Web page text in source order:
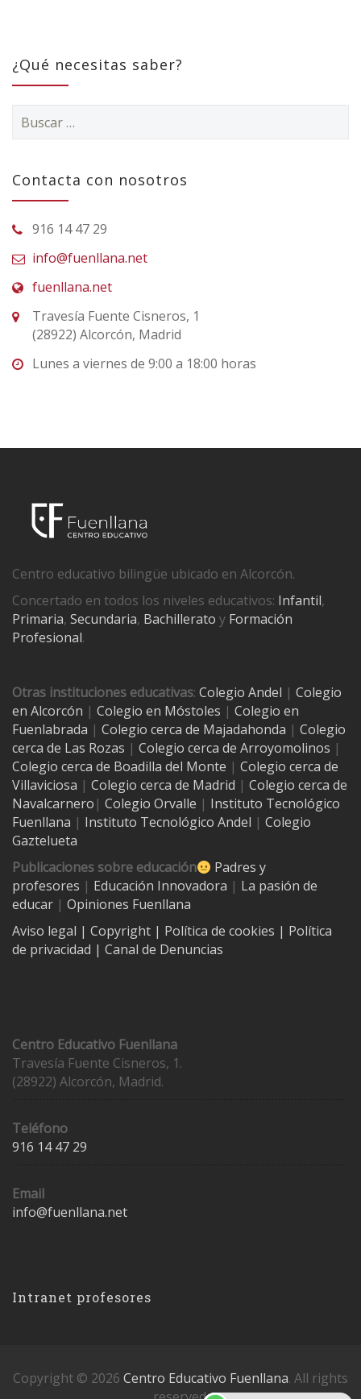
¿Qué necesitas saber?
Contacta con nosotros
916 14 47 29
info@fuenllana.net
fuenllana.net
Travesía Fuente Cisneros, 1
(28922) Alcorcón, Madrid
Lunes a viernes de 9:00 a 18:00 horas
Centro educativo bilingüe ubicado en Alcorcón.
Concertado en todos los niveles educativos: Infantil,
Primaria, Secundaria, Bachillerato y Formación
Profesional.
Otras instituciones educativas: Colegio Andel | Colegio
en Alcorcón | Colegio en Móstoles | Colegio en
Fuenlabrada | Colegio cerca de Majadahonda | Colegio
cerca de Las Rozas | Colegio cerca de Arroyomolinos |
Colegio cerca de Boadilla del Monte | Colegio cerca de
Villaviciosa | Colegio cerca de Madrid | Colegio cerca de
Navalcarnero | Colegio Orvalle | Instituto Tecnológico
Fuenllana | Instituto Tecnológico Andel | Colegio
Gaztelueta
Publicaciones sobre educación
Padres y
profesores | Educación Innovadora | La pasión de
educar | Opiniones Fuenllana
Aviso legal | Copyright | Política de cookies | Política
de privacidad | Canal de Denuncias
Centro Educativo Fuenllana
Travesía Fuente Cisneros, 1.
(28922) Alcorcón, Madrid.
Teléfono
916 14 47 29
Email
info@fuenllana.net
Intranet profesores
Copyright © 2026 Centro Educativo Fuenllana. All rights